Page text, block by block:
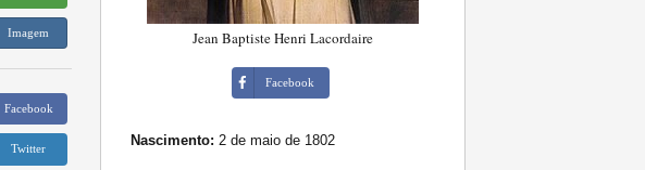
Imagem
Facebook
Twitter
Jean Baptiste Henri Lacordaire
Facebook
Nascimento: 2 de maio de 1802